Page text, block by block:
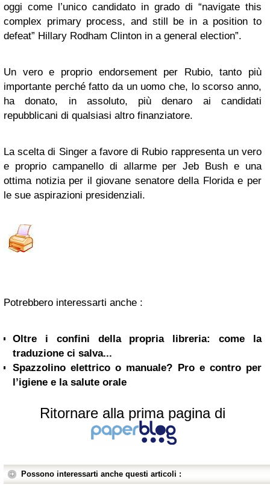
oggi come l’unico candidato in grado di “navigate this
complex primary process, and still be in a position to
defeat” Hillary Rodham Clinton in a general election”.
Un vero e proprio endorsement per Rubio, tanto più
importante perché fatto da un uomo che, lo scorso anno,
ha donato, in assoluto, più denaro ai candidati
repubblicani di qualsiasi altro finanziatore.
La scelta di Singer a favore di Rubio rappresenta un vero
e proprio campanello di allarme per Jeb Bush e una
ottima notizia per il giovane senatore della Florida e per
le sue aspirazioni presidenziali.
Potrebbero interessarti anche :
Oltre i confini della propria libreria: come la
traduzione ci salva...
Spazzolino elettrico o manuale? Pro e contro per
l’igiene e la salute orale
Ritornare alla prima pagina di
Possono interessarti anche questi articoli :